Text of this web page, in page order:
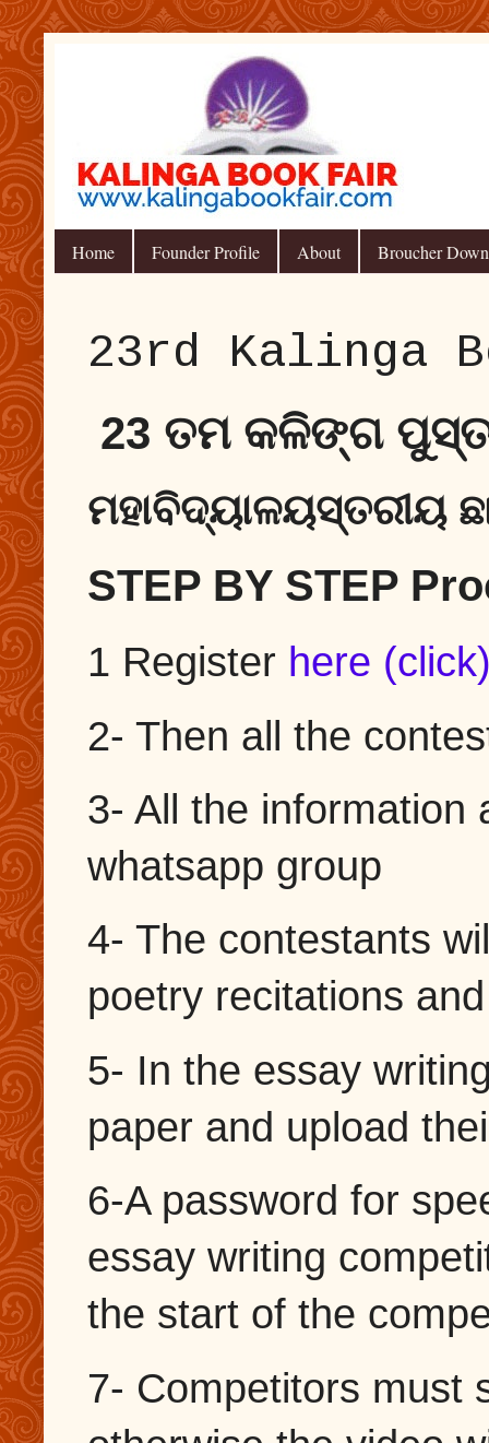
Home Founder Profile About Broucher
23rd Kalinga
23 ତମ କଳିଙ୍ଗ
ମହାବିଦ୍ୟାଳୟସ୍ତରୀୟ
STEP BY STEP
1 Register here
2- Then all the
3- All the information
whatsapp group
4- The contestants
poetry recitations
5- In the essay
paper and upload
6-A password for
essay writing
the start of the
7- Competitors must